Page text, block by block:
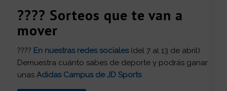
???? Sorteos que te van a
mover
???? En nuestras redes sociales(del 7 al 13 de abril)
Demuestra cuánto sabes de deporte y podrás ganar
unas Adidas Campus de JD Sports